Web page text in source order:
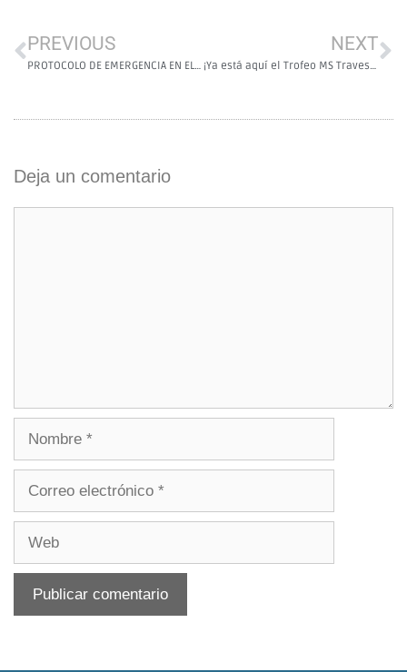
PREVIOUS
PROTOCOLO DE EMERGENCIA EN EL PUENTE DE EL ESTACIO
NEXT
¡Ya está aquí el Trofeo MS Travesía de Primavera #diezmillasdelmarmenor!
Deja un comentario